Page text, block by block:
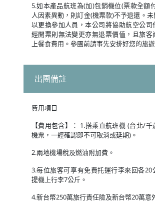
5.如本產品航班為(加)包銷機位(票款全額
人因素異動，則訂金(機票款)不予退還。
以更換參加人員，本公司將協助航空公司
經開票則無法變更亦無退票價值，且旅客
上餐食費用。參團前請事先安排好您的旅
出團備註
費用項目
【費用包含】： 1.搭乘直航班機 (台北/千
機票，一經確認即不可取消或延期)。
2.兩地機場稅及燃油附加費。
3.每位旅客可享有免費托運行李來回各20
提機上行李7公斤。
4.新台幣250萬旅行責任險及新台幣20萬意